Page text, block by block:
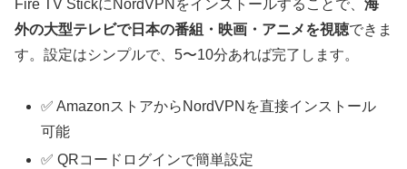
Fire TV StickにNordVPNをインストールすることで、 海
外の大型テレビで日本の番組・映画・アニメを視聴できま
す。設定はシンプルで、5〜10分あれば完了します。
✅ AmazonストアからNordVPNを直接インストール
可能
✅ QRコードログインで簡単設定